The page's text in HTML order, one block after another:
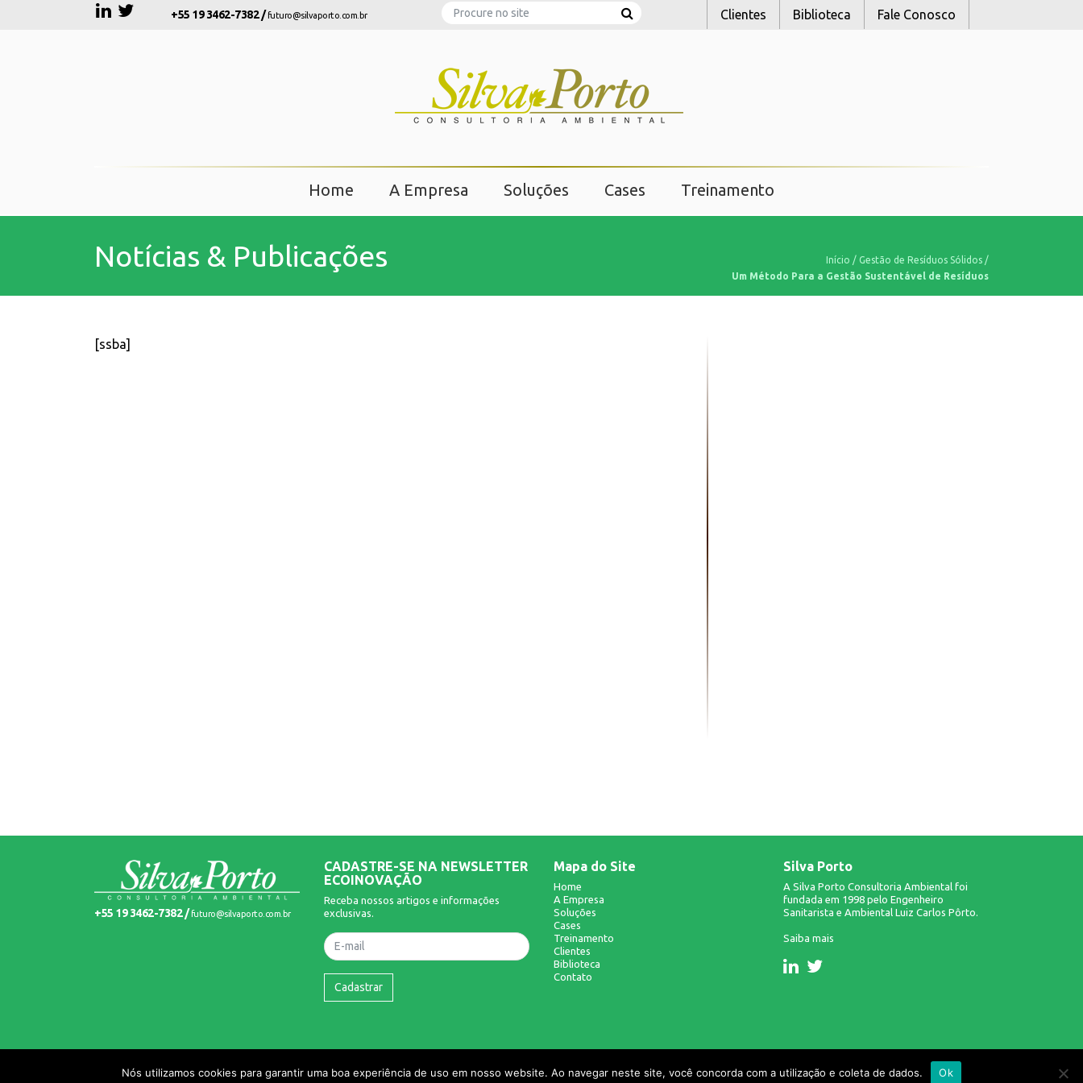
+55 19 3462-7382 /futuro@silvaporto.com.br Search Clientes Biblioteca Fale Conosco
Home A Empresa Soluções Cases Treinamento
Notícias & Publicações Início / Gestão de Resíduos Sólidos /
Um Método Para a Gestão Sustentável de Resíduos
[ssba]
+55 19 3462-7382 /futuro@silvaporto.com.br
CADASTRE-SE NA NEWSLETTER
ECOINOVAÇÃO
Receba nossos artigos e informações
exclusivas.
Nome
Cadastrar
Mapa do Site
Home
A Empresa
Soluções
Cases
Treinamento
Clientes
Biblioteca
Contato
Silva Porto
A Silva Porto Consultoria Ambiental foi
fundada em 1998 pelo Engenheiro
Sanitarista e Ambiental Luiz Carlos Pôrto.
Saiba mais
© 2026 Silva Porto. Todos os Direitos Reservados.
Nós utilizamos cookies para garantir uma boa experiência de uso em nosso website. Ao navegar neste site, você concorda com a utilização e coleta de dados. Ok